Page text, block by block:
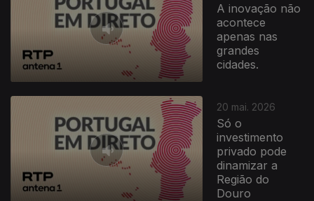
A inovação não
acontece
apenas nas
grandes
cidades.
20 mai. 2026
Só o
investimento
privado pode
dinamizar a
Região do
Douro